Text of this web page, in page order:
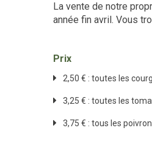
La vente de notre
année fin avril. Vous
Prix
2,50 € : toutes les
3,25 € : toutes les
3,75 € : tous les